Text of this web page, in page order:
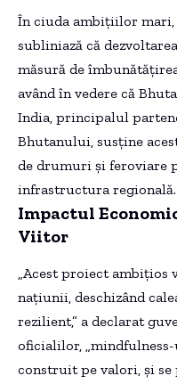
În ciuda ambițiilor
subliniază că
măsură de
având în vedere că
India, principalul
Bhutanului, susține
de drumuri și feroviare
infrastructura regională.
Impactul
Viitor
„Acest proiect ambițios
națiunii, deschizând
rezilient,” a declarat
oficialilor,
construit pe valori, și